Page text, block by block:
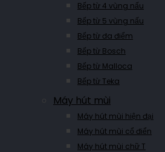
Bếp từ 4 vùng nấu
Bếp từ 5 vùng nấu
Bếp từ đa điểm
Bếp từ Bosch
Bếp từ Malloca
Bếp từ Teka
Máy hút mùi
Máy hút mùi hiện đại
Máy hút mùi cổ điển
Máy hút mùi chữ T